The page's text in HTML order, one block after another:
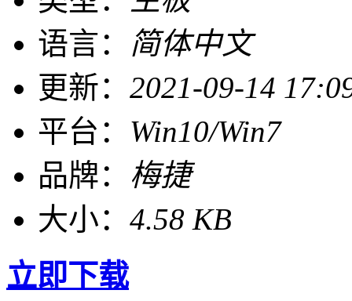
语言： 简体中文
更新： 2021-09-14
平台： Win10/Win7
品牌： 梅捷
大小： 4.58 KB
立即下载